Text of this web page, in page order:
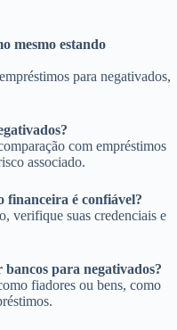
mesmo estando
para negativados,
com empréstimos
associado.
financeira é confiável?
verifique suas credenciais e
para negativados?
fiadores ou bens, como